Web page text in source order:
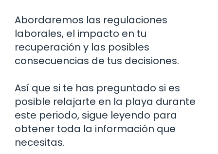
Abordaremos las regulaciones
laborales, el impacto en tu
recuperación y las posibles
consecuencias de tus decisiones.
Así que si te has preguntado si es
posible relajarte en la playa durante
este periodo, sigue leyendo para
obtener toda la información que
necesitas.